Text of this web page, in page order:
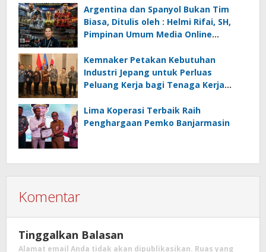
Ancaman Lingkungan, Oleh : Helmi
Rifai, SH
Argentina dan Spanyol Bukan Tim
Biasa, Ditulis oleh : Helmi Rifai, SH,
Pimpinan Umum Media Online
Kemnaker Petakan Kebutuhan
Industri Jepang untuk Perluas
Peluang Kerja bagi Tenaga Kerja
Lima Koperasi Terbaik Raih
Penghargaan Pemko Banjarmasin
Komentar
Tinggalkan Balasan
Alamat email Anda tidak akan dipublikasikan. Ruas yang